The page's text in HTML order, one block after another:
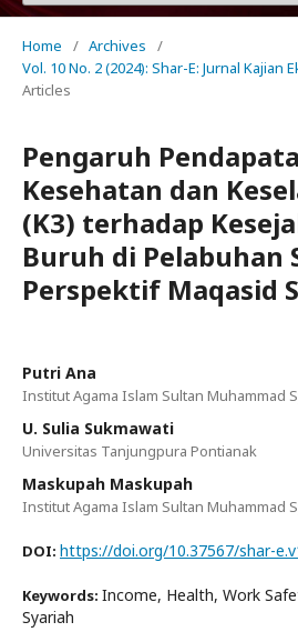
Home / Archives
/
Vol. 10 No. 2 (2024): Shar-E: Jurnal Kajian
Articles
Pengaruh
Kesehatan dan
(K3) terhadap
Buruh di Pelabuhan
Perspektif Maqasid
Putri Ana
Institut Agama Islam Sultan Muhammad
U. Sulia Sukmawati
Universitas Tanjungpura Pontianak
Maskupah Maskupah
Institut Agama Islam Sultan Muhammad
DOI: https://doi.org/10.37567/shar-
Keywords: Income, Health, Work
Syariah